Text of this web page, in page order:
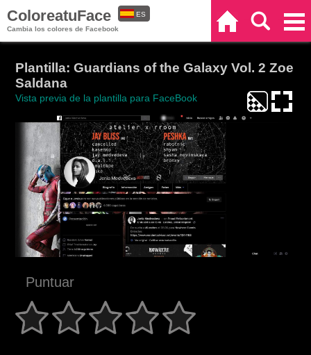
ColoreatuFace
Cambia los colores de Facebook
ES
Plantilla: Guardians of the Galaxy Vol. 2 Zoe
Saldana
Vista previa de la plantilla para FaceBook
Puntuar